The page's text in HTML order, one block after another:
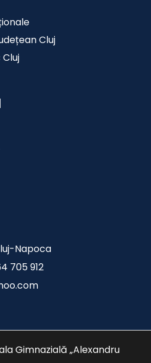
Cluj
Napoca
705 912
Gimnazială „Alexandru